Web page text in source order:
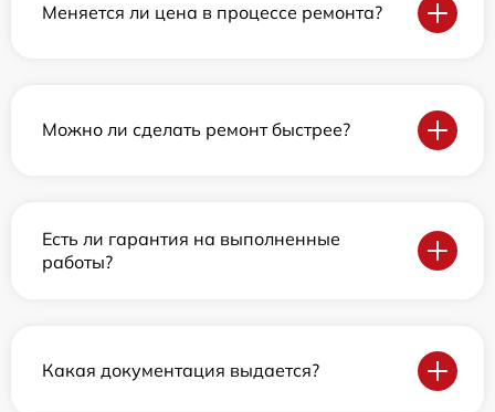
Меняется ли цена в процессе ремонта?
Можно ли сделать ремонт быстрее?
Есть ли гарантия на выполненные
работы?
Какая документация выдается?